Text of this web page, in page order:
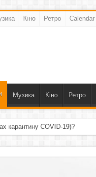
Кіно Ретро Calendar
Музика Кіно Ретро
карантину COVID-19)?